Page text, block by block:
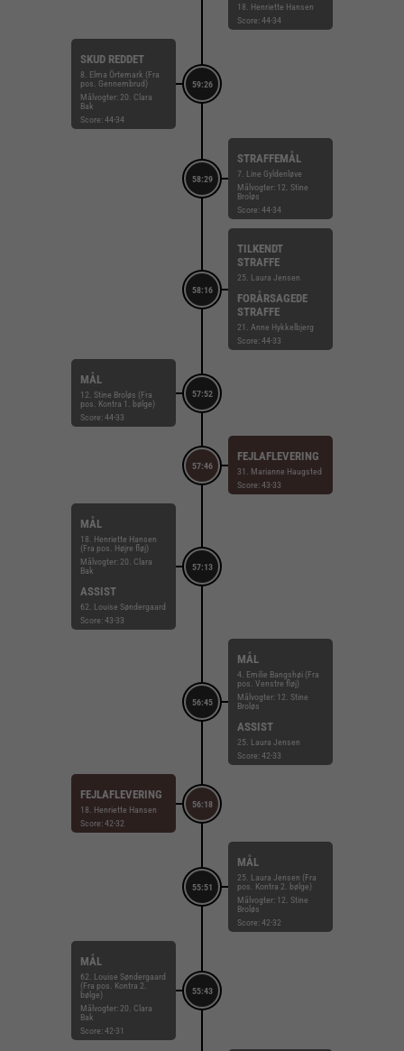
18. Henriette Hansen
Score: 44-34
59:26
SKUD REDDET
8. Elma Örtemark (Fra
pos. Gennembrud)
Målvogter: 20. Clara
Bak
Score: 44-34
58:29
STRAFFEMÅL
7. Line Gyldenløve
Målvogter: 12. Stine
Broløs
Score: 44-34
58:16
TILKENDT
STRAFFE
25. Laura Jensen
FORÅRSAGEDE
STRAFFE
21. Anne Hykkelbjerg
Score: 44-33
57:52
MÅL
12. Stine Broløs (Fra
pos. Kontra 1. bølge)
Score: 44-33
57:46
FEJLAFLEVERING
31. Marianne Haugsted
Score: 43-33
57:13
MÅL
18. Henriette Hansen
(Fra pos. Højre fløj)
Målvogter: 20. Clara
Bak
ASSIST
62. Louise Søndergaard
Score: 43-33
56:45
MÅL
4. Emilie Bangshøi (Fra
pos. Venstre fløj)
Målvogter: 12. Stine
Broløs
ASSIST
25. Laura Jensen
Score: 42-33
56:18
FEJLAFLEVERING
18. Henriette Hansen
Score: 42-32
55:51
MÅL
25. Laura Jensen (Fra
pos. Kontra 2. bølge)
Målvogter: 12. Stine
Broløs
Score: 42-32
55:43
MÅL
62. Louise Søndergaard
(Fra pos. Kontra 2.
bølge)
Målvogter: 20. Clara
Bak
Score: 42-31